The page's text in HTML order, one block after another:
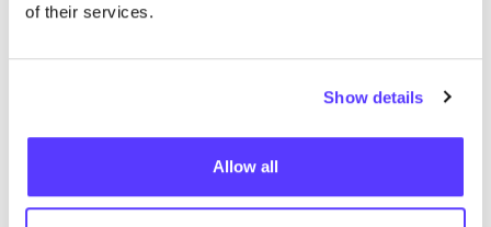
of their services.
Show details
Allow all